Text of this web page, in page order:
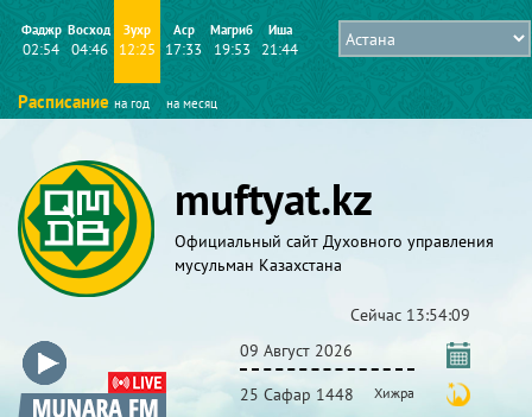
Фаджр
02:54
Восход
04:46
Зухр
12:25
Аср
17:33
Магриб
19:53
Иша
21:44
Расписание на год на месяц
muftyat.kz
Официальный сайт Духовного управления
мусульман Казахстана
Сейчас 13:54:10
09 Август 2026
25 Сафар 1448 Хижра